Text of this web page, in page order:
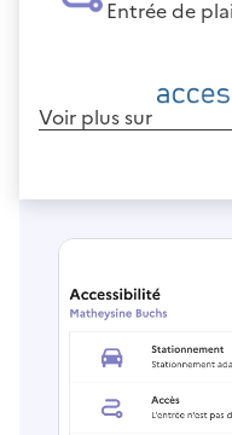
Entrée de
Voir plus sur